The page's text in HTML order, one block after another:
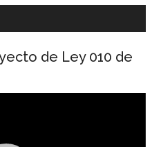
de Ley 010 de